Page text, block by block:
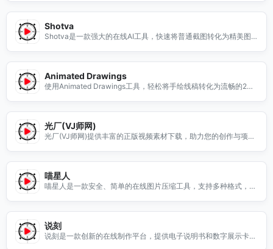
Shotva
Shotva是一款强大的在线AI工具，快速将普通截图转化为精美图
Animated Drawings
使用Animated Drawings工具，轻松将手绘线稿转化为流畅的2D
光厂(VJ师网)
光厂(VJ师网)提供丰富的正版视频素材下载，助力您的创作与项目
喵星人
喵星人是一款安全、简单的在线图片压缩工具，支持多种格式，帮
说刻
说刻是一款创新的在线制作平台，提供电子说明书和数字展示卡，